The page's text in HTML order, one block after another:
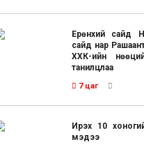
Ерөнхий сайд
сайд нар
ХХК-ийн
танилцлаа
7 цаг
Ирэх 10
мэдээ